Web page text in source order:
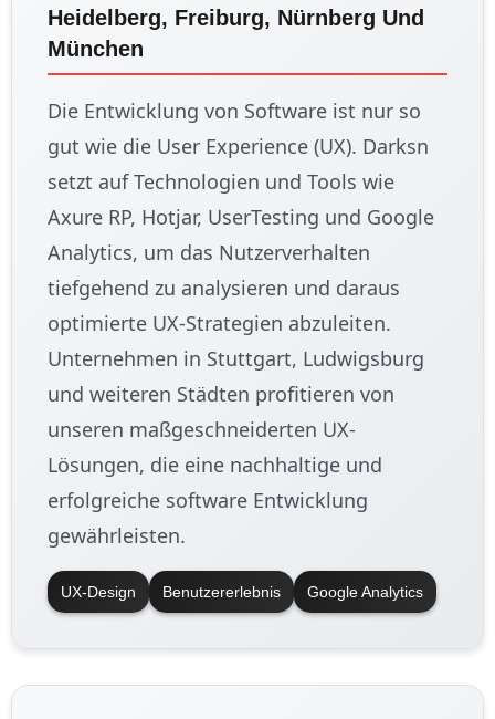
Heidelberg, Freiburg, Nürnberg Und
München
Die Entwicklung von Software ist nur so
gut wie die User Experience (UX). Darksn
setzt auf Technologien und Tools wie
Axure RP, Hotjar, UserTesting und Google
Analytics, um das Nutzerverhalten
tiefgehend zu analysieren und daraus
optimierte UX-Strategien abzuleiten.
Unternehmen in Stuttgart, Ludwigsburg
und weiteren Städten profitieren von
unseren maßgeschneiderten UX-
Lösungen, die eine nachhaltige und
erfolgreiche software Entwicklung
gewährleisten.
UX-Design Benutzererlebnis Google Analytics